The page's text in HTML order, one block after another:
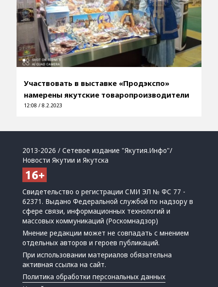
Участвовать в выставке «Продэкспо»
намерены якутские товаропроизводители
12:08 / 8.2.2023
2013-2026 / Сетевое издание "Якутия.Инфо"/
Новости Якутии и Якутска
Свидетельство о регистрации СМИ ЭЛ № ФС 77 -
62371. Выдано Федеральной службой по надзору в
сфере связи, информационных технологий и
массовых коммуникаций (Роскомнадзор)
Мнение редакции может не совпадать с мнением
отдельных авторов и героев публикаций.
При использовании материалов обязательна
активная ссылка на сайт.
Политика обработки персональных данных